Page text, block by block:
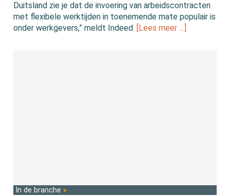
Duitsland zie je dat de invoering van arbeidscontracten
met flexibele werktijden in toenemende mate populair is
onder werkgevers,” meldt Indeed.
[Lees meer …]
In de branche